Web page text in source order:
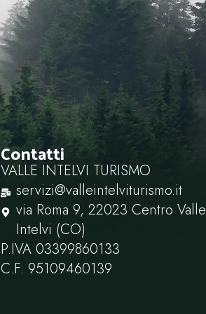
Contatti
VALLE INTELVI TURISMO
servizi@valleintelviturismo.it
via Roma 9, 22023 Centro Valle
Intelvi (CO)
P.IVA ‭03399860133‬
C.F. ‭95109460139